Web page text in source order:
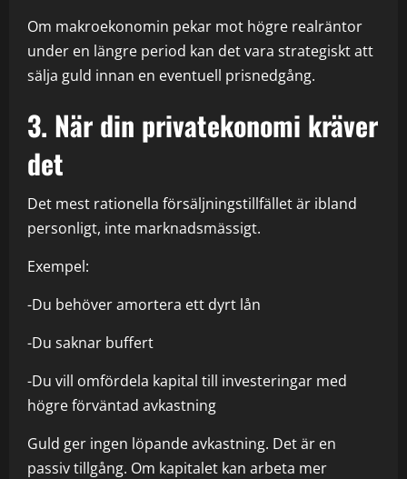
Om makroekonomin pekar mot högre realräntor
under en längre period kan det vara strategiskt att
sälja guld innan en eventuell prisnedgång.
3. När din privatekonomi kräver
det
Det mest rationella försäljningstillfället är ibland
personligt, inte marknadsmässigt.
Exempel:
-Du behöver amortera ett dyrt lån
-Du saknar buffert
-Du vill omfördela kapital till investeringar med
högre förväntad avkastning
Guld ger ingen löpande avkastning. Det är en
passiv tillgång. Om kapitalet kan arbeta mer